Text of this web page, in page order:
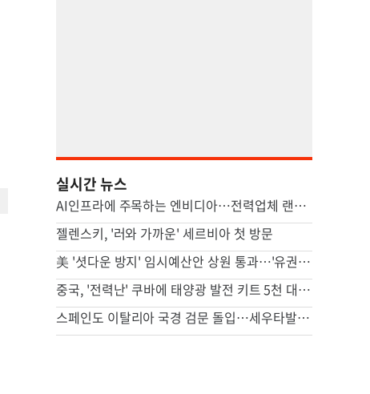
실시간 뉴스
AI인프라에 주목하는 엔비디아…전력업체 랜시엄에 4조원 투자
젤렌스키, '러와 가까운' 세르비아 첫 방문
美 '셧다운 방지' 임시예산안 상원 통과…'유권자 ID법'은 좌절
중국, '전력난' 쿠바에 태양광 발전 키트 5천 대 기증
스페인도 이탈리아 국경 검문 돌입…세우타발 갈등 고조